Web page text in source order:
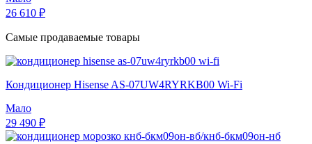
26 610 ₽
Самые продаваемые товары
Кондиционер Hisense AS-07UW4RYRKB00 Wi-Fi
Мало
29 490 ₽